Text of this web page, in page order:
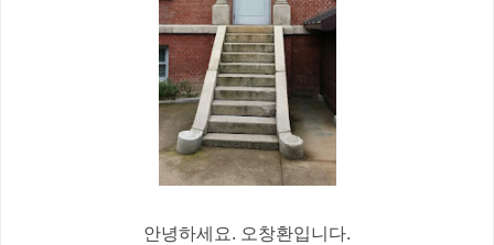
안녕하세요. 오창환입니다.